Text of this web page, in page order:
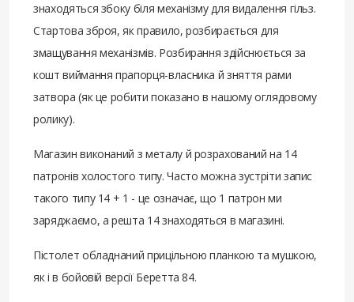
знаходяться збоку біля механізму для видалення гільз.
Стартова зброя, як правило, розбирається для
змащування механізмів. Розбирання здійснюється за
кошт виймання прапорця-власника й зняття рами
затвора (як це робити показано в нашому оглядовому
ролику).
Магазин виконаний з металу й розрахований на 14
патронів холостого типу. Часто можна зустріти запис
такого типу 14 + 1 - це означає, що 1 патрон ми
заряджаємо, а решта 14 знаходяться в магазині.
Пістолет обладнаний прицільною планкою та мушкою,
як і в бойовій версії Беретта 84.